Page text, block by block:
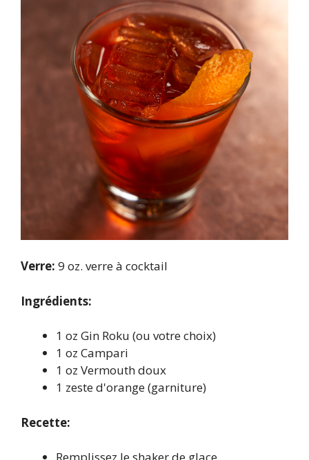
Verre: 9 oz. verre à cocktail
Ingrédients:
1 oz Gin Roku (ou votre choix)
1 oz Campari
1 oz Vermouth doux
1 zeste d'orange (garniture)
Recette: